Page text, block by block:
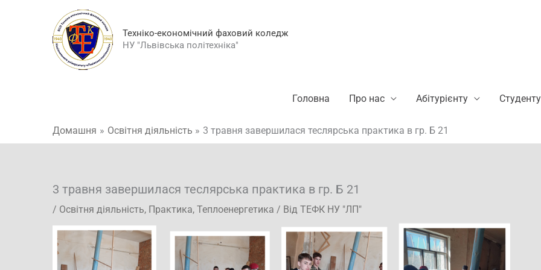
Техніко-економічний фаховий коледж
НУ "Львівська політехніка"
Головна Про нас Абітурієнту Студенту
Домашня Освітня діяльність 3 травня завершилася теслярська практика в гр. Б 21
3 травня завершилася теслярська практика в гр. Б 21
/ Освітня діяльність, Практика, Теплоенергетика / Від ТЕФК НУ "ЛП"